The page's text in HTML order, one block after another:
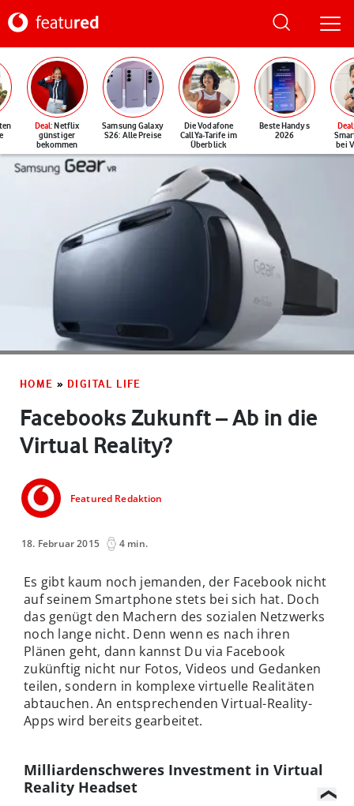
Deal: Netflix
günstiger
bekommen
Samsung Galaxy
S26: Alle Preise
Die Vodafone
CallYa-Tarife im
Überblick
Beste Handys
2026
Deal
bei
HOME » DIGITAL LIFE
Facebooks Zukunft – Ab in die
Virtual Reality?
Featured Redaktion
18. Februar 2015 4 min.
Es gibt kaum noch jemanden, der Facebook nicht
auf seinem Smartphone stets bei sich hat. Doch
das genügt den Machern des sozialen Netzwerks
noch lange nicht. Denn wenn es nach ihren
Plänen geht, dann kannst Du via Facebook
zukünftig nicht nur Fotos, Videos und Gedanken
teilen, sondern in komplexe virtuelle Realitäten
abtauchen. An entsprechenden Virtual-Reality-
Apps wird bereits gearbeitet.
Milliardenschweres Investment in Virtual
Reality Headset